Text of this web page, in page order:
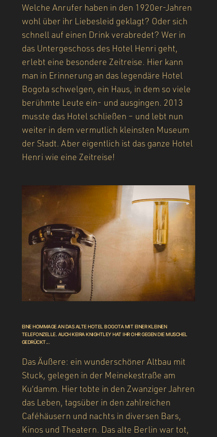
Welche Anrufer haben in den 1920er-Jahren
wohl über ihr Liebesleid geklagt? Oder sich
schnell auf einen Drink verabredet? Wer in
das Untergeschoss des Hotel Henri geht,
erlebt eine besondere Zeitreise. Hier kann
man in Erinnerung an das legendäre Hotel
Bogota schwelgen, ein Haus, in dem so viele
berühmte Leute ein- und ausgingen. 2013
musste das Hotel schließen – und lebt nun
weiter in dem vermutlich kleinsten Museum
der Stadt. Aber eigentlich ist das ganze Hotel
Henri wie eine Zeitreise!
EINE HOMMAGE AN DAS ALTE HOTEL BOGOTA MIT EINER KLEINEN
TELEFONZELLE. AUCH KEIRA KNIGHTLEY HAT IHR OHR GEGEN DIE MUSCHEL
GEDRÜCKT...
Das Äußere: ein wunderschöner Altbau mit
Stuck, gelegen in der Meinekestraße am
Ku‘damm. Hier tobte in den Zwanziger Jahren
das Leben, tagsüber in den zahlreichen
Caféhäusern und nachts in diversen Bars,
Kinos und Theatern. Das alte Berlin war tot,